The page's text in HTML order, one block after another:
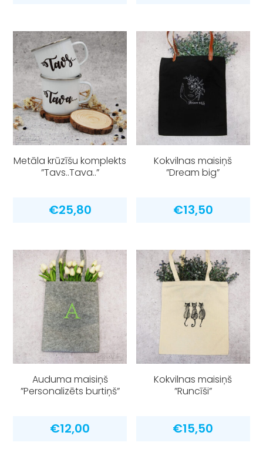
Metāla krūzīšu komplekts
”Tavs..Tava..”
€25,80
Kokvilnas maisiņš
”Dream big”
€13,50
Auduma maisiņš
”Personalizēts burtiņš”
€12,00
Kokvilnas maisiņš
”Runcīši”
€15,50